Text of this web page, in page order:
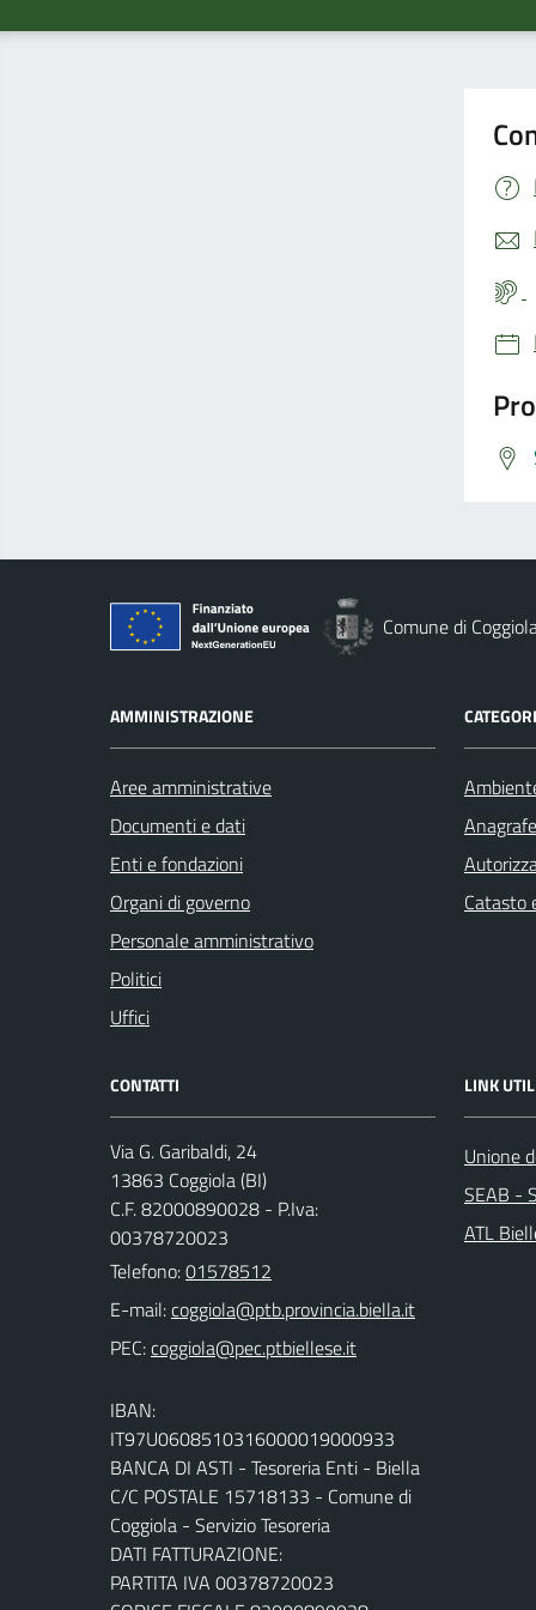
Comune di
AMMINISTRAZIONE
Aree amministrative
Documenti e dati
Enti e fondazioni
Organi di governo
Personale amministrativo
Politici
Uffici
Catasto
CONTATTI
Via G. Garibaldi, 24
13863 Coggiola (BI)
C.F. 82000890028 - P.Iva:
00378720023
Telefono:01578512
E-mail:
PEC:
IBAN:
IT97U0608510316000019000933
BANCA DI ASTI - Tesoreria Enti - Biella
C/C POSTALE 15718133 - Comune di
Coggiola - Servizio Tesoreria
DATI FATTURAZIONE:
PARTITA IVA 00378720023
LINK
Unione
SEAB -
ATL